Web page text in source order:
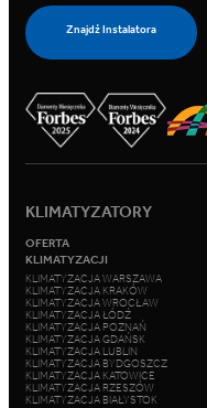
Znajdź Instalatora
KLIMATYZATORY
OFERTA
KLIMATYZACJI
KLIMATYZACJA WARSZAWA
KLIMATYZACJA KRAKÓW
KLIMATYZACJA WROCŁAW
KLIMATYZACJA ŁÓDŹ
KLIMATYZACJA POZNAŃ
KLIMATYZACJA GDAŃSK
KLIMATYZACJA LUBLIN
KLIMATYZACJA BYDGOSZCZ
KLIMATYZACJA KATOWICE
KLIMATYZACJA RZESZÓW
KLIMATYZACJA BIAŁYSTOK